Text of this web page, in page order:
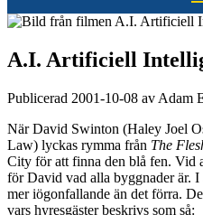
A.I. Artificiell
Publicerad 2001-10-08 av Adam
När David Swinton (Haley Joel
Law) lyckas rymma från The
City för att finna den blå fen. Vid
för David vad alla byggnader är. I
mer iögonfallande än det förra.
vars hyresgäster beskrivs som så: